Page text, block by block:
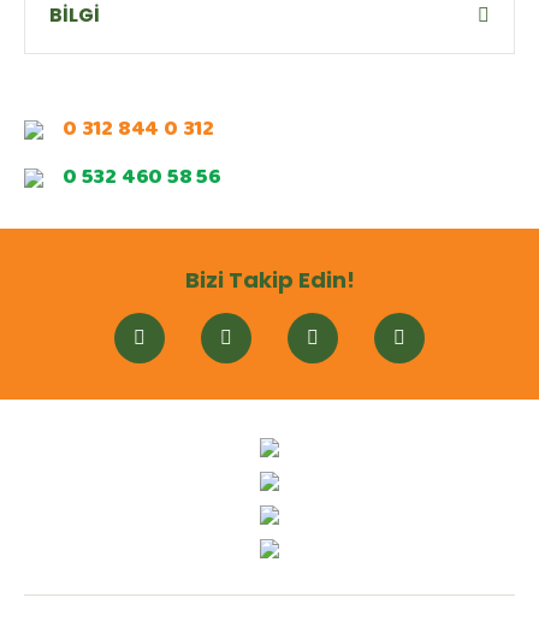
BİLGİ
0 312 844 0 312
0 532 460 58 56
Bizi Takip Edin!